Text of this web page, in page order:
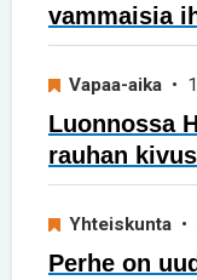
vammaisia
Vapaa-aika •
Luonnossa
rauhan
Yhteiskunta •
Perhe on